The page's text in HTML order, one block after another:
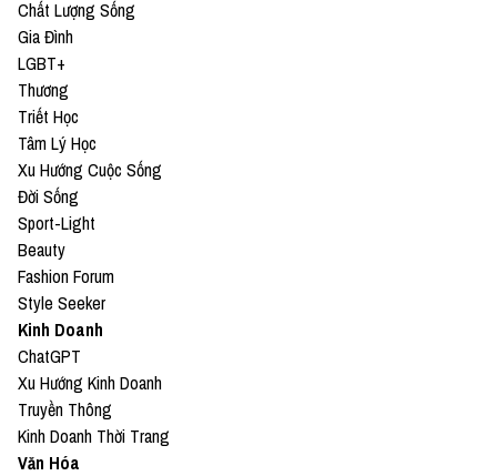
team@vietcetera.com
—
Yêu thích tập podcast này, bạn có thể donate cho
Kháng Thương tại:
● Patreon: https://www.patreon.com/vietcetera
● Buy me a coffee:
https://www.buymeacoffee.com/vietcetera
#KhángThương #Vietcetera_Podcast #Vietcetera
#KT_S1_11
Chất Lượng Sống
Gia Đình
LGBT+
Thương
Triết Học
Tâm Lý Học
Xu Hướng Cuộc Sống
Đời Sống
Sport-Light
Beauty
Fashion Forum
Style Seeker
Kinh Doanh
ChatGPT
Xu Hướng Kinh Doanh
Truyền Thông
Kinh Doanh Thời Trang
Văn Hóa